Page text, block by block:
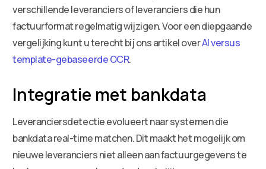
verschillende leveranciers of leveranciers die hun
factuurformat regelmatig wijzigen. Voor een diepgaande
vergelijking kunt u terecht bij ons artikel overAI versus
template-gebaseerde OCR.
Integratie met bankdata
Leveranciersdetectie evolueert naar systemen die
bankdata real-time matchen. Dit maakt het mogelijk om
nieuwe leveranciers niet alleen aan factuurgegevens te